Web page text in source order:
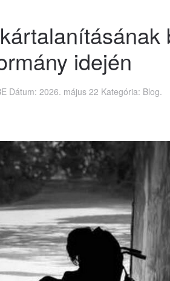
idején
Dátum: 2026. május 22 Kategória: Blog.